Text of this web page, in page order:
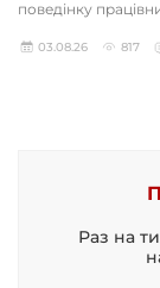
поведінку
03.08.26 817
Раз на